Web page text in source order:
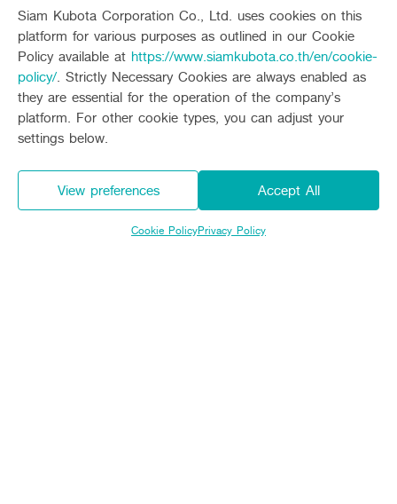
Siam Kubota Corporation Co., Ltd. uses cookies on this
platform for various purposes as outlined in our Cookie
Policy available at https://www.siamkubota.co.th/en/cookie-
policy/. Strictly Necessary Cookies are always enabled as
they are essential for the operation of the company’s
platform. For other cookie types, you can adjust your
settings below.
Accept All
View preferences
Cookie PolicyPrivacy Policy
article
Related products
Model
DC-108X
Price